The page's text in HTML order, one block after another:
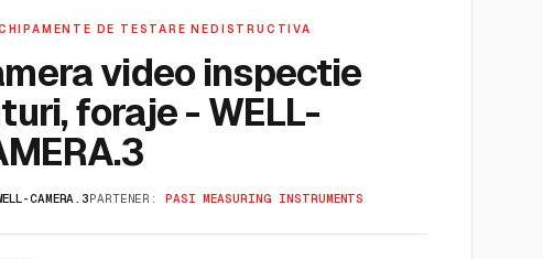
DE TESTARE NEDISTRUCTIVA
video inspectie
foraje - WELL-
CAMERA.3PARTENER: PASI MEASURING INSTRUMENTS